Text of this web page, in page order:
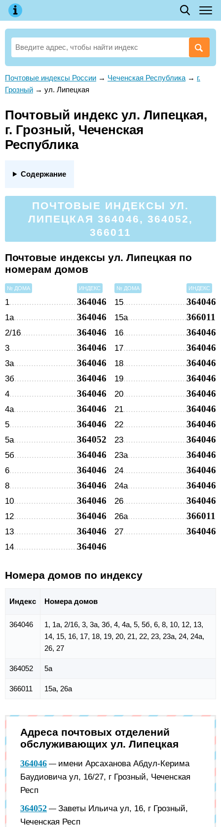
Почтовые индексы России → Чеченская Республика → г.
Грозный → ул. Липецкая
Почтовый индекс ул. Липецкая,
г. Грозный, Чеченская
Республика
Содержание
ПОЧТОВЫЕ ИНДЕКСЫ УЛ.
ЛИПЕЦКАЯ 364046, 364052,
366011
Почтовые индексы ул. Липецкая по
номерам домов
№ ДОМА ИНДЕКС
1 364046
1а 364046
2/16 364046
3 364046
3а 364046
3б 364046
4 364046
4а 364046
5 364046
5а 364052
5б 364046
6 364046
8 364046
10 364046
12 364046
13 364046
14 364046
№ ДОМА ИНДЕКС
15 364046
15а 366011
16 364046
17 364046
18 364046
19 364046
20 364046
21 364046
22 364046
23 364046
23а 364046
24 364046
24а 364046
26 364046
26а 366011
27 364046
Номера домов по индексу
Индекс Номера домов
364046
1, 1а, 2/16, 3, 3а, 3б, 4, 4а, 5, 5б, 6, 8, 10, 12, 13,
14, 15, 16, 17, 18, 19, 20, 21, 22, 23, 23а, 24, 24а,
26, 27
364052 5а
366011 15а, 26а
Адреса почтовых отделений
обслуживающих ул. Липецкая
364046 — имени Арсаханова Абдул-Керима
Баудиовича ул, 16/27, г Грозный, Чеченская
Респ
364052 — Заветы Ильича ул, 16, г Грозный,
Чеченская Респ